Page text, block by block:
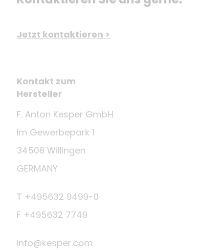
Jetzt kontaktieren >
Kontakt zum
Hersteller
F. Anton Kesper GmbH
Im Gewerbepark 1
34508 Willingen
GERMANY
T +495632 9499-0
F +495632 7749
info@kesper.com